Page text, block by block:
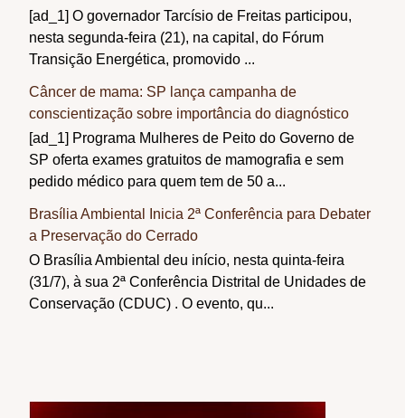
[ad_1] O governador Tarcísio de Freitas participou,
nesta segunda-feira (21), na capital, do Fórum
Transição Energética, promovido ...
Câncer de mama: SP lança campanha de
conscientização sobre importância do diagnóstico
[ad_1] Programa Mulheres de Peito do Governo de
SP oferta exames gratuitos de mamografia e sem
pedido médico para quem tem de 50 a...
Brasília Ambiental Inicia 2ª Conferência para Debater
a Preservação do Cerrado
O Brasília Ambiental deu início, nesta quinta-feira
(31/7), à sua 2ª Conferência Distrital de Unidades de
Conservação (CDUC) . O evento, qu...